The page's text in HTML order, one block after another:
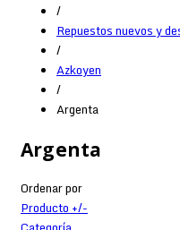
/
Repuestos nuevos y
/
Azkoyen
/
Argenta
Argenta
Ordenar por
Producto +/-